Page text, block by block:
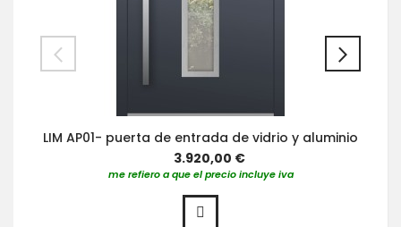
LIM AP01- puerta de entrada de vidrio y aluminio
3.920,00 €
me refiero a que el precio incluye iva